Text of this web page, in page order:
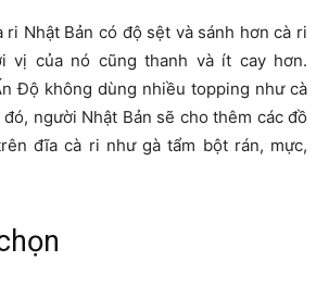
ri Nhật Bản có độ sệt và sánh hơn cà ri
vị của nó cũng thanh và ít cay hơn.
Độ không dùng nhiều topping như cà
người Nhật Bản sẽ cho thêm các đồ
đĩa cà ri như gà tẩm bột rán, mực,